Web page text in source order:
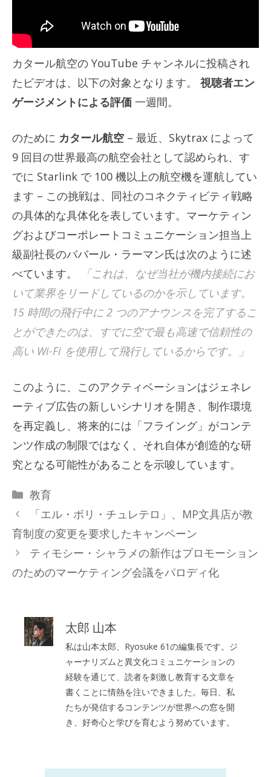
カタール航空の YouTube チャンネルに投稿され
たビデオは、以下の対象となります。 視聴者エン
ゲージメントによる評価 一週間。
のために カタール航空 – 最近、Skytrax によって
9 回目の世界最高の航空会社として認められ、す
でに Starlink で 100 機以上の航空機を運航してい
ます – この挑戦は、同社のコネクティビティ戦略
の具体的な具体化を表しています。マーケティン
グおよびコーポレートコミュニケーション担当上
級副社長のババール・ラーマン氏は次のように述
べています。
「これは、なぜ当社が機内接続にお
いて業界をリードしているのかを示しています。
15 時間の飛行中に 2 つのアナウンスを完了するこ
とができたのは、すでに空で最も高速で信頼性の
高い Wi-Fi を使用して飛行しているからです。」
このように、このアクティベーションはジェネレ
ーティブ広告の新しいシナリオを開き、制作環境
を再定義し、将来的には「フライング」がコンテ
ンツ作成の制限ではなく、それ自体が創造的な研
究となる可能性があることを示唆しています。
カ
テ
リ
ー
教育
「エル・ボリ・チュレテロ」、MP文具店が教
育制度の変更を要求したキャンペーン
ティモシー・シャラメの新作はプロモーション
のためのマーケティング会議をパロディ化
太郎 山本
私は山本太郎、Ryosuke 61の編集長です。ジ
ャーナリズムと異文化コミュニケーションの
経験を通じて、読者を刺激し教育する文章を
書くことに情熱を注いできました。毎日、私
たちが発信するコンテンツが世界への窓を開
き、好奇心と学びを育むよう努めています。